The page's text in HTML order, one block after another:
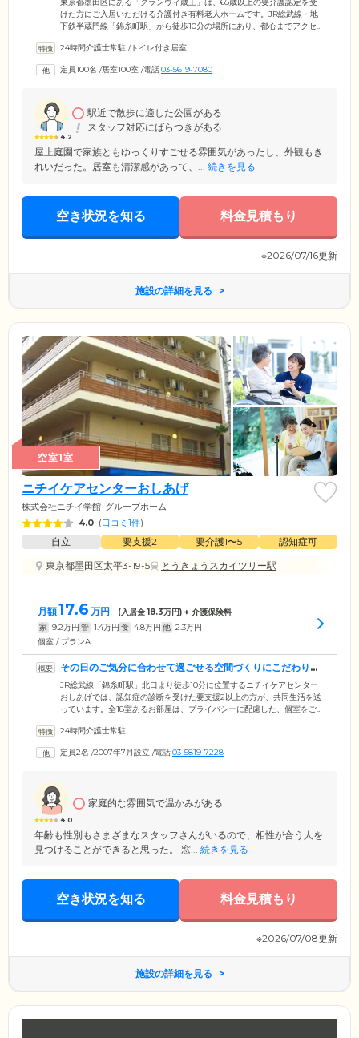
けた方にご入居いただける介護付き有料老人ホームです。JR総武線・地
下鉄半蔵門線「錦糸町駅」から徒歩10分の場所にあり、都心までアクセ
ミュニケーションを大切に考えており、くつろぎの場としての「サンル
だける共有スペースをご用意しています。季節のイベントやお出かけな
24時間介護士常駐 /トイレ付き居室
定員100名 /居室100室 /電話03-5619-7080
4.2
駅近で散歩に適した公園がある
スタッフ対応にばらつきがある
屋上庭園で家族ともゆっくりすごせる雰囲気があったし、外観もき
れいだった。居室も清潔感があって、... 続きを見る
空き状況を知る 料金見積もり
※2026/07/16更新
施設の詳細を見る
空室1室
ニチイケアセンターおしあげ
株式会社ニチイ学館 グループホーム
4.0 (口コミ1件)
自立 要支援2 要介護1〜5
認知症可
東京都墨田区太平3-19-5
とうきょうスカイツリー駅
月額17.6 万円 (入居金18.3万円) + 介護保険料
家 9.2万円 管 1.4万円 食 4.8万円 他 2.3万円
個室 / プランA
その日のご気分に合わせて過ごせる空間づくりにこだわりま
した
JR総武線「錦糸町駅」北口より徒歩10分に位置するニチイケアセンター
おしあげでは、認知症の診断を受けた要支援2以上の方が、共同生活を送
っています。全18室あるお部屋は、プライバシーに配慮した、個室をご
は、ゆったりとくつろげる、余裕のある空間を確保。趣味やご入居者様
のよい日には、テラスでガーデニングを楽しむことも。ホッと落ち着き
24時間介護士常駐
定員2名 /2007年7月設立 /電話03-5819-7228
4.0
家庭的な雰囲気で温かみがある
年齢も性別もさまざまなスタッフさんがいるので、相性が合う人を
見つけることができると思った。 窓... 続きを見る
空き状況を知る 料金見積もり
※2026/07/08更新
施設の詳細を見る